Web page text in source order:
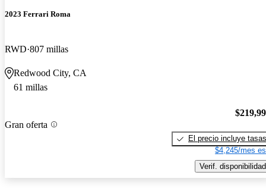
2023 Ferrari Roma
RWD 807 millas
Redwood City, CA
61 millas
Gran oferta
El precio incluye tasas
$4,245/mes
Verif. disponibilidad